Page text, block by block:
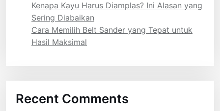
Kenapa Kayu Harus Diamplas? Ini Alasan yang
Sering Diabaikan
Cara Memilih Belt Sander yang Tepat untuk
Hasil Maksimal
Recent Comments